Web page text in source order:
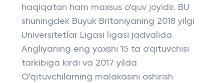
haqiqatan ham maxsus o'quv joyidir. BU
shuningdek Buyuk Britaniyaning 2018 yilgi
Universitetlar Ligasi ligasi jadvalida
Angliyaning eng yaxshi 15 ta o'qituvchisi
tarkibiga kirdi va 2017 yilda
O'qituvchilarning malakasini oshirish